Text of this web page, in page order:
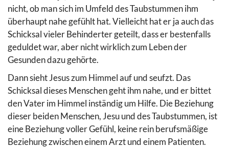
nicht, ob man sich im Umfeld des Taubstummen ihm
überhaupt nahe gefühlt hat. Vielleicht hat er ja auch das
Schicksal vieler Behinderter geteilt, dass er bestenfalls
geduldet war, aber nicht wirklich zum Leben der
Gesunden dazu gehörte.
Dann sieht Jesus zum Himmel auf und seufzt. Das
Schicksal dieses Menschen geht ihm nahe, und er bittet
den Vater im Himmel inständig um Hilfe. Die Beziehung
dieser beiden Menschen, Jesu und des Taubstummen, ist
eine Beziehung voller Gefühl, keine rein berufsmäßige
Beziehung zwischen einem Arzt und einem Patienten.